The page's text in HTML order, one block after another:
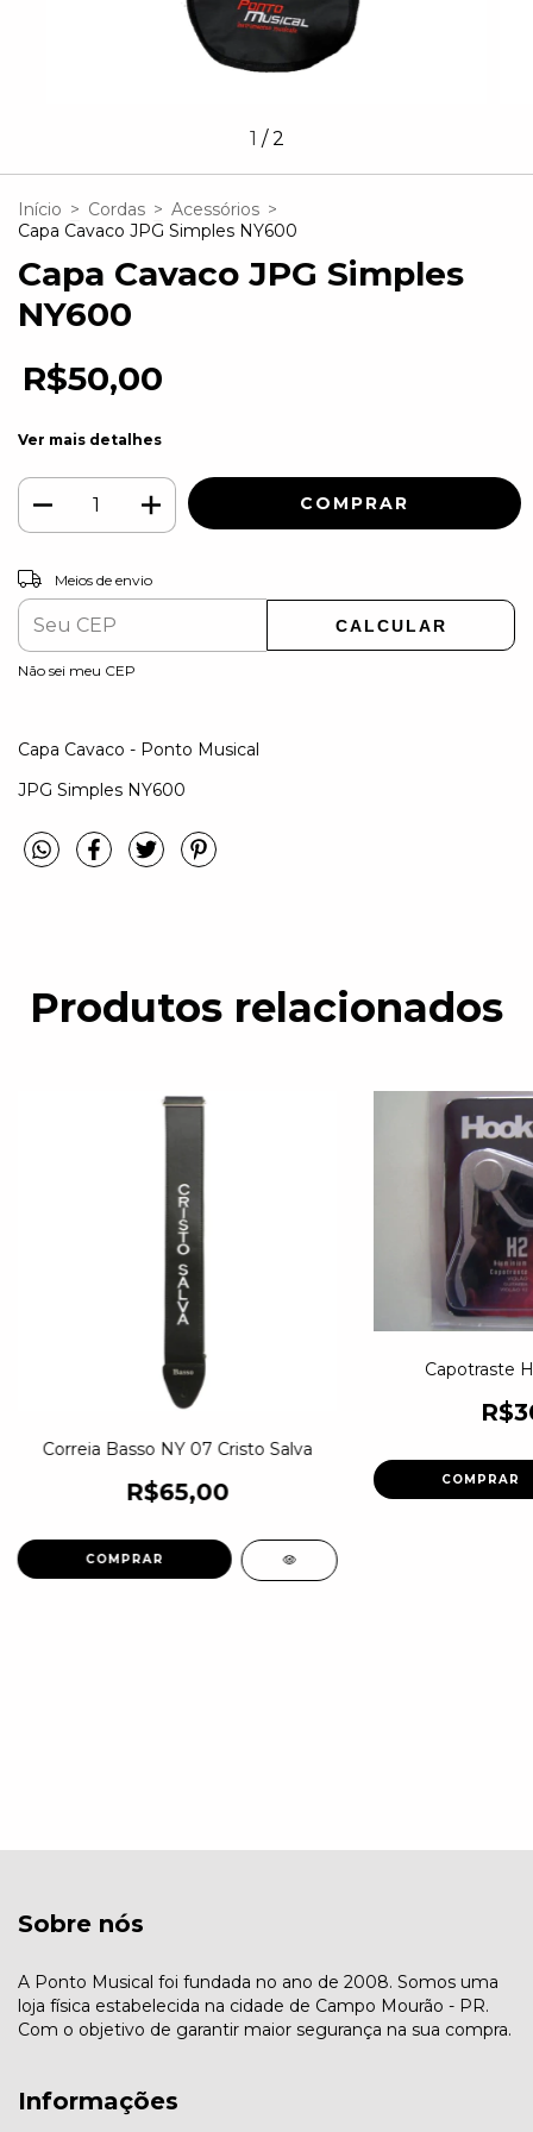
1 /2
Início > Cordas > Acessórios >
Capa Cavaco JPG Simples NY600
Capa Cavaco JPG Simples
NY600
R$50,00
Ver mais detalhes
Entregas para o CEP:
Meios de envio
CALCULAR
Não sei meu CEP
Capa Cavaco - Ponto Musical
JPG Simples NY600
Produtos relacionados
Correia Basso NY 07 Cristo Salva
R$65,00
Capotraste
Sobre nós
A Ponto Musical foi fundada no ano de 2008. Somos uma
loja física estabelecida na cidade de Campo Mourão - PR.
Com o objetivo de garantir maior segurança na sua compra.
Informações